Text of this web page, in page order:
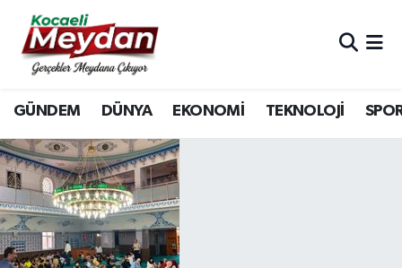
GÜNDEM DÜNYA EKONOMİ TEKNOLOJİ
Nöbetçi Eczaneler
Hava Durumu
Trafik Durumu
Süper Lig Puan Durumu ve Fikstür
Tüm Manşetler